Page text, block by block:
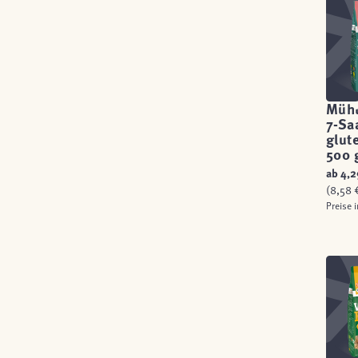
7-
500
ab
(8,58
Preise